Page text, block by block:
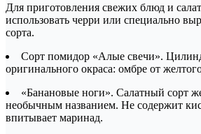
Для приготовления свежих блюд и
использовать черри или специально
сорта.
Сорт помидор «Алые свечи».
оригинального окраса: омбре от
«Банановые ноги». Салатный сорт
необычным названием. Не содержит
впитывает маринад.